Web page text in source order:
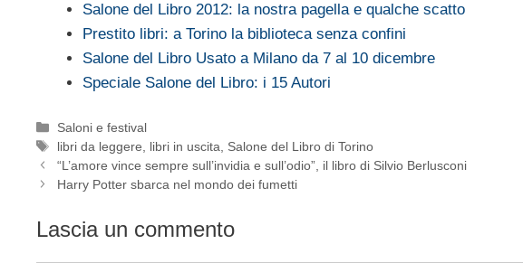
Salone del Libro 2012: la nostra pagella e qualche scatto
Prestito libri: a Torino la biblioteca senza confini
Salone del Libro Usato a Milano da 7 al 10 dicembre
Speciale Salone del Libro: i 15 Autori
Categorie
Saloni e festival
Tag
libri da leggere libri in uscita
Salone del Libro di Torino
“L’amore vince sempre sull’invidia e sull’odio”, il libro di Silvio Berlusconi
Harry Potter sbarca nel mondo dei fumetti
Lascia un commento